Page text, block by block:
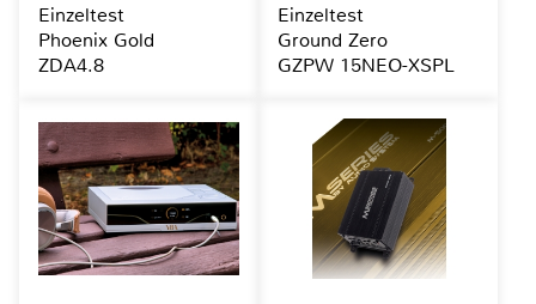
Einzeltest
Phoenix Gold
ZDA4.8
Einzeltest
Ground Zero
GZPW 15NEO-XSPL